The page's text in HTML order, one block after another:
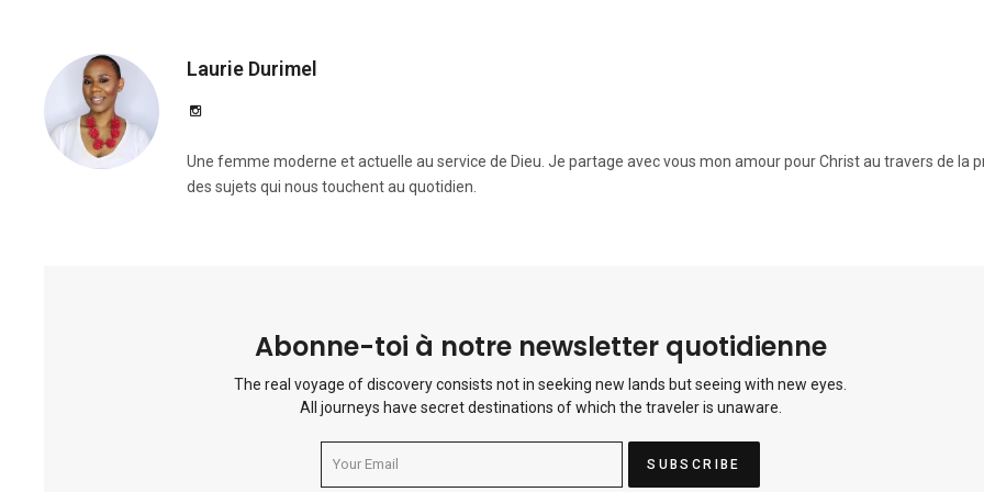
Laurie Durimel
Une femme moderne et actuelle au service de Dieu. Je partage avec vous mon amour pour Christ au travers de la
des sujets qui nous touchent au quotidien.
Abonne-toi à notre newsletter quotidienne
The real voyage of discovery consists not in seeking new lands but seeing with new eyes.
All journeys have secret destinations of which the traveler is unaware.